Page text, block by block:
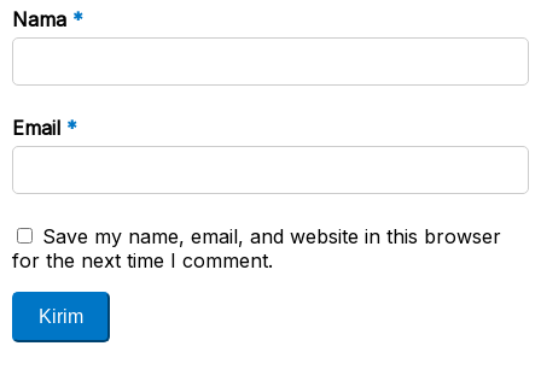
Nama *
Email *
Save my name, email, and website in this browser
for the next time I comment.